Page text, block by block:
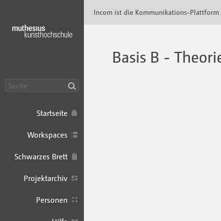
Startseite
Workspaces
Schwarzes Brett
Projektarchiv
Personen
Incom ist die Kommunikations-Plattform
Basis B -